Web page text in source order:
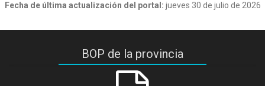
Fecha de última actualización del portal: jueves 30 de julio de 2026
BOP de la provincia